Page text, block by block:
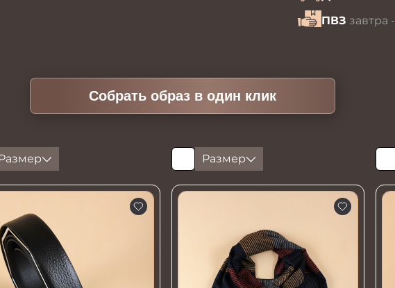
ПВЗ завтра -
Собрать образ в один клик
Размер Размер